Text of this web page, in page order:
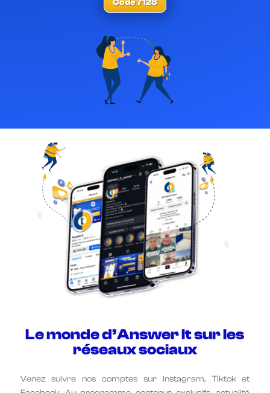
Code 7128
Le monde d’Answer It sur les
réseaux sociaux
Venez suivre nos comptes sur Instagram, Tiktok et